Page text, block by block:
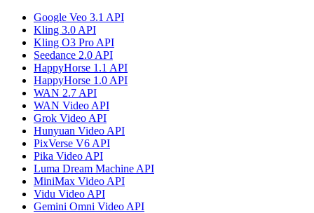
Google Veo 3.1 API
Kling 3.0 API
Kling O3 Pro API
Seedance 2.0 API
HappyHorse 1.1 API
HappyHorse 1.0 API
WAN 2.7 API
WAN Video API
Grok Video API
Hunyuan Video API
PixVerse V6 API
Pika Video API
Luma Dream Machine API
MiniMax Video API
Vidu Video API
Gemini Omni Video API